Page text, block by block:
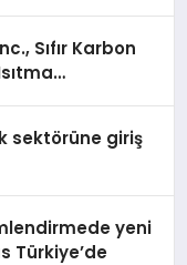
Sıfır Karbon
sektörüne giriş
yeni
Türkiye’de